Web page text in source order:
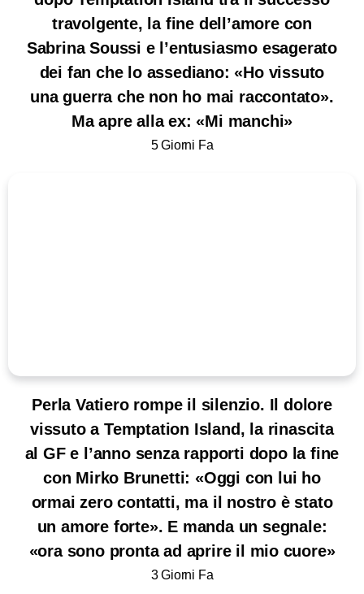
travolgente, la fine dell’amore con
Sabrina Soussi e l’entusiasmo esagerato
dei fan che lo assediano: «Ho vissuto
una guerra che non ho mai raccontato».
Ma apre alla ex: «Mi manchi»
5 Giorni Fa
Perla Vatiero rompe il silenzio. Il dolore
vissuto a Temptation Island, la rinascita
al GF e l’anno senza rapporti dopo la fine
con Mirko Brunetti: «Oggi con lui ho
ormai zero contatti, ma il nostro è stato
un amore forte». E manda un segnale:
«ora sono pronta ad aprire il mio cuore»
3 Giorni Fa